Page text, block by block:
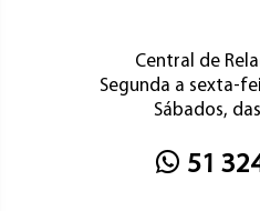
Central de
Segunda a sexta-
Sábados,
51